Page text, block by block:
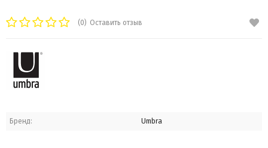
(0) Оставить отзыв
Бренд: Umbra